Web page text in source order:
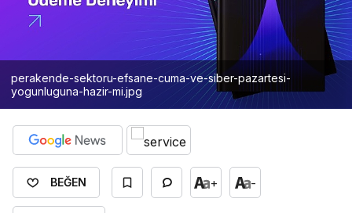
perakende-sektoru-efsane-cuma-ve-siber-pazartesi-
yogunluguna-hazir-mi.jpg
BEĞEN + -